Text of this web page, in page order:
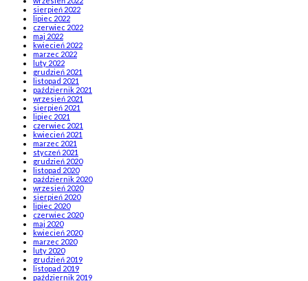
sierpień 2022
lipiec 2022
czerwiec 2022
maj 2022
kwiecień 2022
marzec 2022
luty 2022
grudzień 2021
listopad 2021
październik 2021
wrzesień 2021
sierpień 2021
lipiec 2021
czerwiec 2021
kwiecień 2021
marzec 2021
styczeń 2021
grudzień 2020
listopad 2020
październik 2020
wrzesień 2020
sierpień 2020
lipiec 2020
czerwiec 2020
maj 2020
kwiecień 2020
marzec 2020
luty 2020
grudzień 2019
listopad 2019
październik 2019